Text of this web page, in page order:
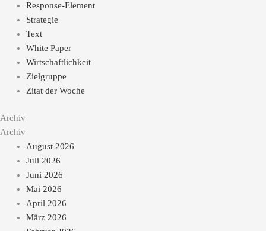
Response-Element
Strategie
Text
White Paper
Wirtschaftlichkeit
Zielgruppe
Zitat der Woche
Archiv
Archiv
August 2026
Juli 2026
Juni 2026
Mai 2026
April 2026
März 2026